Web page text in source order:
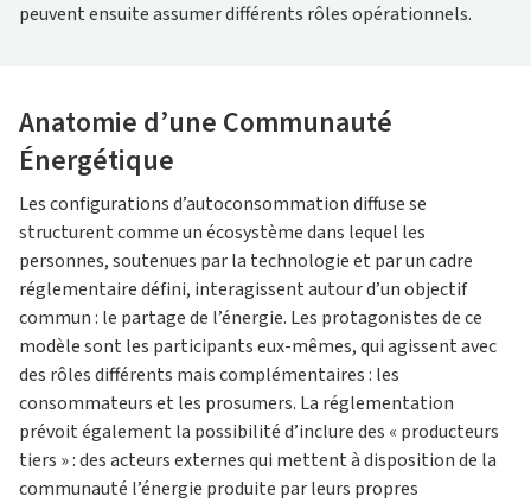
peuvent ensuite assumer différents rôles opérationnels.
Anatomie d’une Communauté
Énergétique
Les configurations d’autoconsommation diffuse se
structurent comme un écosystème dans lequel les
personnes, soutenues par la technologie et par un cadre
réglementaire défini, interagissent autour d’un objectif
commun : le partage de l’énergie. Les protagonistes de ce
modèle sont les participants eux-mêmes, qui agissent avec
des rôles différents mais complémentaires : les
consommateurs et les prosumers. La réglementation
prévoit également la possibilité d’inclure des « producteurs
tiers » : des acteurs externes qui mettent à disposition de la
communauté l’énergie produite par leurs propres